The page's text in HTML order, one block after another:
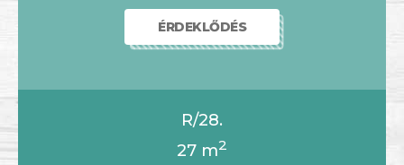
ÉRDEKLŐDÉS
R/28.
27 m2